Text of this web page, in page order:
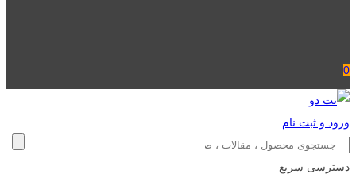
0
ورود و ثبت نام
دسترسی سریع